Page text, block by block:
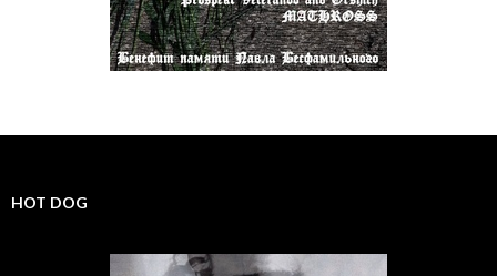
HOT DOG